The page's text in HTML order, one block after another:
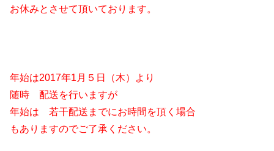
お休みとさせて頂いております。
年始は2017年1月５日（木）より
随時 配送を行いますが
年始は 若干配送までにお時間を頂く場合
もありますのでご了承ください。